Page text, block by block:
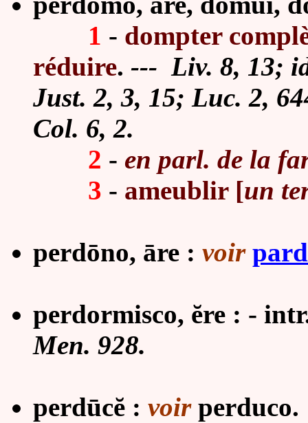
1 - dompter
réduire. --- Liv. 8, 13;
Just. 2, 3, 15; Luc. 2,
Col. 6, 2.
2 - en parl. de la
3 - ameublir [un
perdōno, āre : voir
perdormisco, ĕre : -
Men. 928.
perdūcĕ : voir perduco.